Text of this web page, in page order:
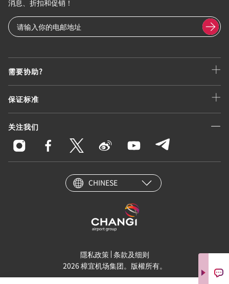
需要协助?
保证标准
关注我们
消息、折扣和促销！
CHINESE
隱私政策 条款及细则
2026 樟宜机场集团。版權所有。